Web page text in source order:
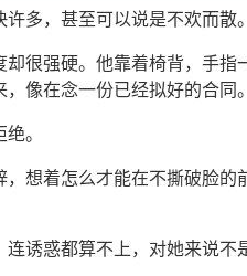
多，甚至可以说是不欢而散。
很强硬。他靠着椅背，手指
像在念一份已经拟好的合同。
。
，想着怎么才能在不撕破脸
诱惑都算不上，对她来说不